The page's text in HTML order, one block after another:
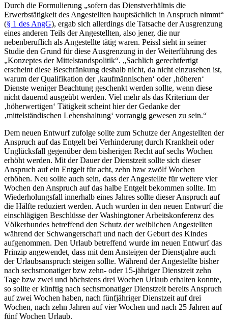
Durch die Formulierung „sofern das Dienstverhältnis die
Erwerbstätigkeit des Angestellten hauptsächlich in Anspruch nimmt“
(§ 1 des AngG), ergab sich allerdings die Tatsache der Ausgrenzung
eines anderen Teils der Angestellten, also jener, die nur
nebenberuflich als Angestellte tätig waren. Peissl sieht in seiner
Studie den Grund für diese Ausgrenzung in der Weiterführung des
„Konzeptes der Mittelstandspolitik“. „Sachlich gerechtfertigt
erscheint diese Beschränkung deshalb nicht, da nicht einzusehen ist,
warum der Qualifikation der ‚kaufmännischen‘ oder ‚höheren‘
Dienste weniger Beachtung geschenkt werden sollte, wenn diese
nicht dauernd ausgeübt werden. Viel mehr als das Kriterium der
‚höherwertigen‘ Tätigkeit scheint hier der Gedanke der
‚mittelständischen Lebenshaltung‘ vorrangig gewesen zu sein.“
Dem neuen Entwurf zufolge sollte zum Schutze der Angestellten der
Anspruch auf das Entgelt bei Verhinderung durch Krankheit oder
Unglücksfall gegenüber dem bisherigen Recht auf sechs Wochen
erhöht werden. Mit der Dauer der Dienstzeit sollte sich dieser
Anspruch auf ein Entgelt für acht, zehn bzw zwölf Wochen
erhöhen. Neu sollte auch sein, dass der Angestellte für weitere vier
Wochen den Anspruch auf das halbe Entgelt bekommen sollte. Im
Wiederholungsfall innerhalb eines Jahres sollte dieser Anspruch auf
die Hälfte reduziert werden. Auch wurden in den neuen Entwurf die
einschlägigen Beschlüsse der Washingtoner Arbeitskonferenz des
Völkerbundes betreffend den Schutz der weiblichen Angestellten
während der Schwangerschaft und nach der Geburt des Kindes
aufgenommen. Den Urlaub betreffend wurde im neuen Entwurf das
Prinzip angewendet, dass mit dem Ansteigen der Dienstjahre auch
der Urlaubsanspruch steigen sollte. Während der Angestellte bisher
nach sechsmonatiger bzw zehn- oder 15-jähriger Dienstzeit zehn
Tage bzw zwei und höchstens drei Wochen Urlaub erhalten konnte,
so sollte er künftig nach sechsmonatiger Dienstzeit bereits Anspruch
auf zwei Wochen haben, nach fünfjähriger Dienstzeit auf drei
Wochen, nach zehn Jahren auf vier Wochen und nach 25 Jahren auf
fünf Wochen Urlaub.